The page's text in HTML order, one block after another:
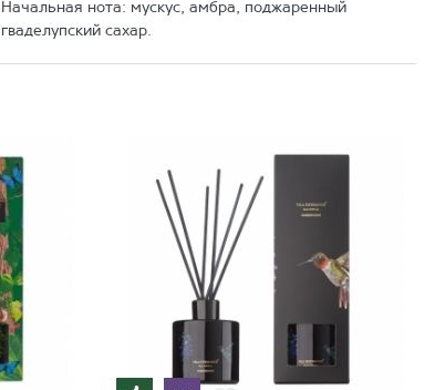
Начальная нота: мускус, амбра, поджаренный
гваделупский сахар.